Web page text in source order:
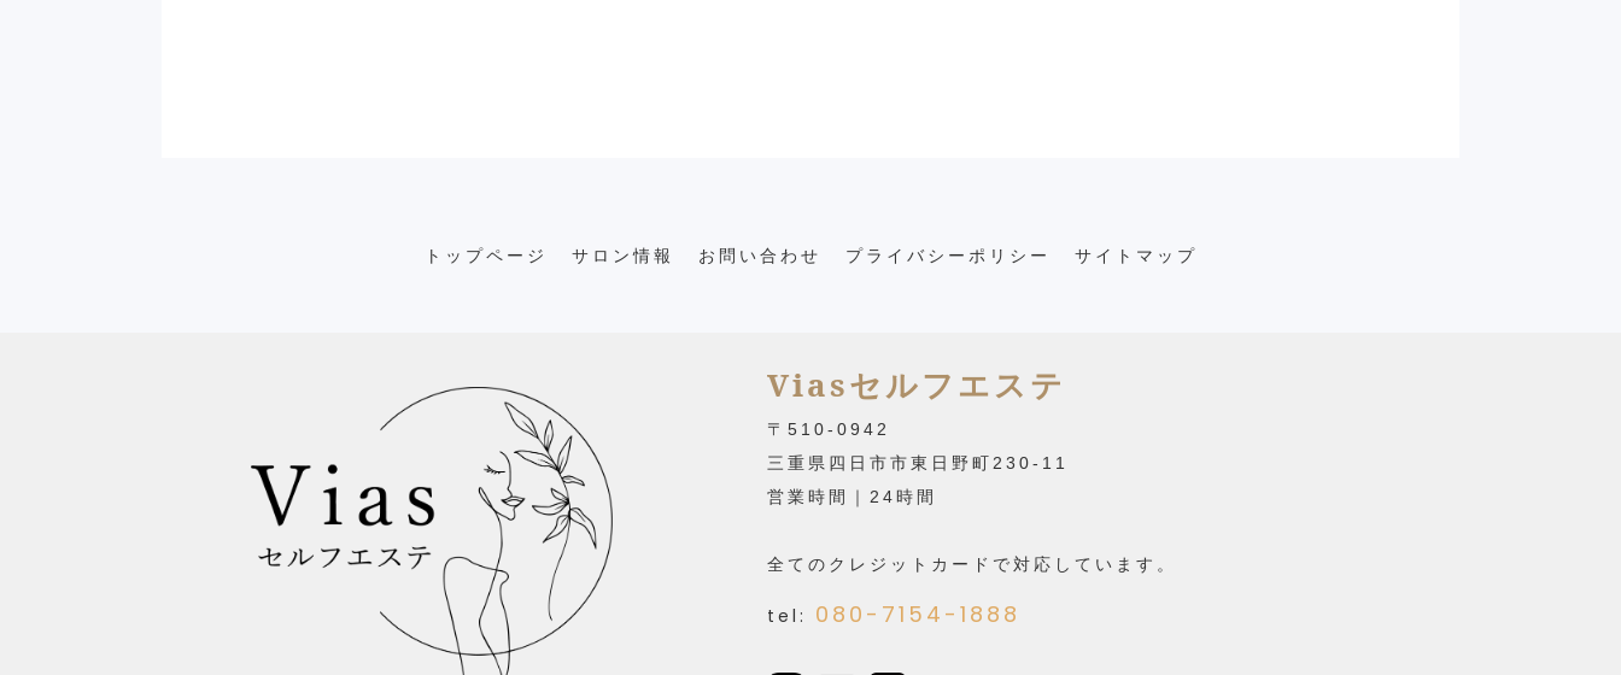
トップページ サロン情報 お問い合わせ プライバシーポリシー サイトマップ
Viasセルフエステ
〒510-0942
三重県四日市市東日野町230-11
営業時間｜24時間
全てのクレジットカードで対応しています。
tel: 080-7154-1888